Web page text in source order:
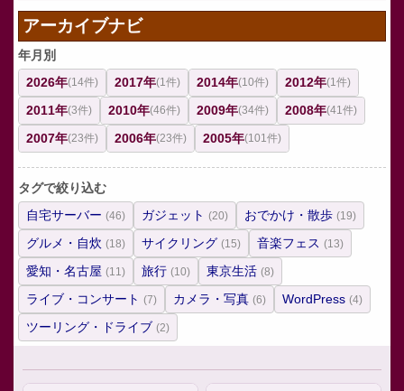
アーカイブナビ
年月別
2026年(14件) 2017年(1件) 2014年(10件) 2012年(1件)
2011年(3件) 2010年(46件) 2009年(34件) 2008年(41件)
2007年(23件) 2006年(23件) 2005年(101件)
タグで絞り込む
自宅サーバー (46) ガジェット (20) おでかけ・散歩 (19)
グルメ・自炊 (18) サイクリング (15) 音楽フェス (13)
愛知・名古屋 (11) 旅行 (10) 東京生活 (8)
ライブ・コンサート (7) カメラ・写真 (6) WordPress (4)
ツーリング・ドライブ (2)